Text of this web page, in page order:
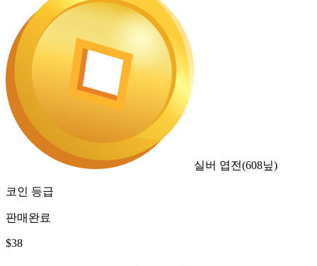
실버 엽전(608닢)
코인 등급
판매완료
$38